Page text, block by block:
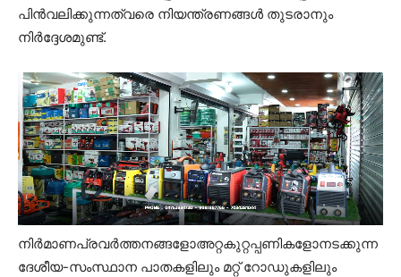
പിന്‍വലിക്കുന്നത്‌വരെ നിയന്ത്രണങ്ങള്‍ തുടരാനും
നിര്‍ദ്ദേശമുണ്ട്.
നിര്‍മാണപ്രവര്‍ത്തനങ്ങളോഅറ്റകുറ്റപ്പണികളോനടക്കുന്ന
ദേശീയ-സംസ്ഥാന പാതകളിലും മറ്റ് റോഡുകളിലും